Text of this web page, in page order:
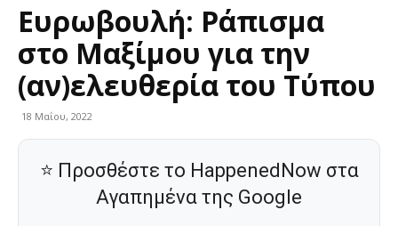
Ευρωβουλή: Ράπισμα
στο Μαξίμου για την
(αν)ελευθερία του Τύπου
18 Μαΐου, 2022
⭐ Προσθέστε το HappenedNow στα
Αγαπημένα της Google